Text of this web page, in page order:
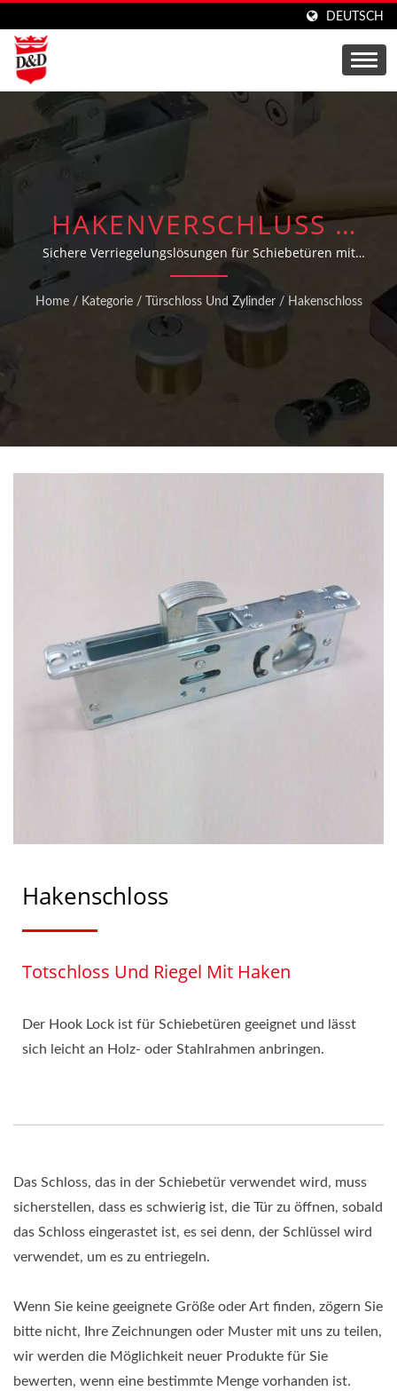
DEUTSCH
HAKENVERSCHLUSS -
RIEGEL UND
SICHERHEITSRIEGEL
MIT HAKEN FÜR
SCHIEBETÜREN.
Sichere Verriegelungslösungen für Schiebetüren mit
einfacher Befestigung an Holz- oder Stahlrahmen.
Home / Kategorie / Türschloss Und Zylinder / Hakenschloss
Hakenschloss
Totschloss Und Riegel Mit Haken
Der Hook Lock ist für Schiebetüren geeignet und lässt
sich leicht an Holz- oder Stahlrahmen anbringen.
Das Schloss, das in der Schiebetür verwendet wird, muss
sicherstellen, dass es schwierig ist, die Tür zu öffnen, sobald
das Schloss eingerastet ist, es sei denn, der Schlüssel wird
verwendet, um es zu entriegeln.
Wenn Sie keine geeignete Größe oder Art finden, zögern Sie
bitte nicht, Ihre Zeichnungen oder Muster mit uns zu teilen,
wir werden die Möglichkeit neuer Produkte für Sie
bewerten, wenn eine bestimmte Menge vorhanden ist.